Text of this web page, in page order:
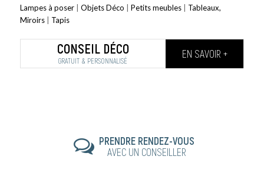
Lampes à poser| Objets Déco Petits meubles| Tableaux,
Miroirs| Tapis
CONSEIL DÉCO
GRATUIT & PERSONNALISÉ
EN SAVOIR +
PRENDRE RENDEZ-VOUS
AVEC UN CONSEILLER